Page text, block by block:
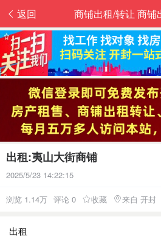
返回 商铺出租/转让 商铺
出租:夷山大街商铺
2025/5/23 14:22:15
浏览 1.14万 评论 0 收藏 来自 开封
出租